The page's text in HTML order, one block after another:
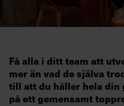
Få alla i ditt team att
mer än vad de själva
till att du håller hela din
på ett gemensamt